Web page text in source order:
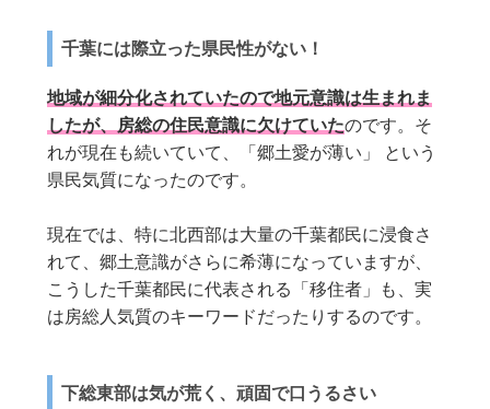
千葉には際立った県民性がない！
地域が細分化されていたので地元意識は生まれま
したが、房総の住民意識に欠けていたのです。そ
れが現在も続いていて、「郷土愛が薄い」 という
県民気質になったのです。
現在では、特に北西部は大量の千葉都民に浸食さ
れて、郷土意識がさらに希薄になっていますが、
こうした千葉都民に代表される「移住者」も、実
は房総人気質のキーワードだったりするのです。
下総東部は気が荒く、頑固で口うるさい